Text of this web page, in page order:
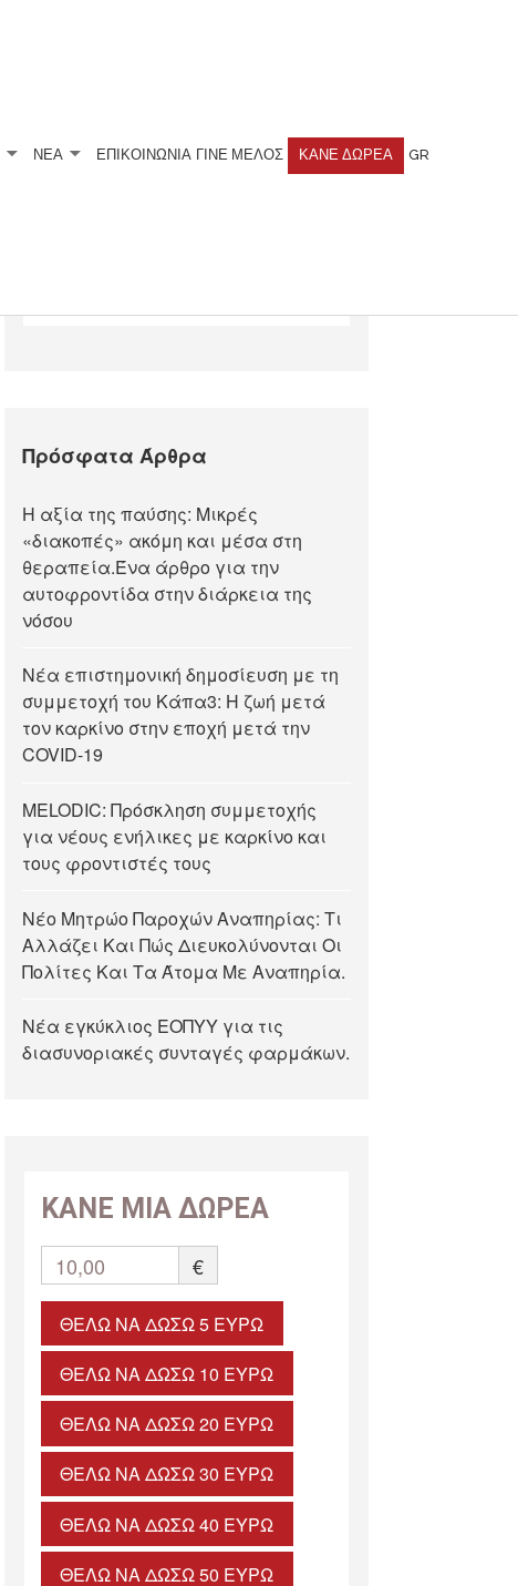
ΝΕΑ ΕΠΙΚΟΙΝΩΝΙΑ ΓΊΝΕ ΜΈΛΟΣ ΚΆΝΕ ΔΩΡΕΆ GR
Πρόσφατα Άρθρα
Η αξία της παύσης: Μικρές
«διακοπές» ακόμη και μέσα στη
θεραπεία.Ένα άρθρο για την
αυτοφροντίδα στην διάρκεια της
νόσου
Νέα επιστημονική δημοσίευση με τη
συμμετοχή του Κάπα3: Η ζωή μετά
τον καρκίνο στην εποχή μετά την
COVID-19
MELODIC: Πρόσκληση συμμετοχής
για νέους ενήλικες με καρκίνο και
τους φροντιστές τους
Νέο Μητρώο Παροχών Αναπηρίας: Τι
Αλλάζει Και Πώς Διευκολύνονται Οι
Πολίτες Και Τα Άτομα Με Αναπηρία.
Νέα εγκύκλιος ΕΟΠΥΥ για τις
διασυνοριακές συνταγές φαρμάκων.
ΚΑΝΕ ΜΙΑ ΔΩΡΕΑ
10,00 €
ΘΈΛΩ ΝΑ ΔΏΣΩ 5 ΕΥΡΏ
ΘΈΛΩ ΝΑ ΔΏΣΩ 10 ΕΥΡΏ
ΘΈΛΩ ΝΑ ΔΏΣΩ 20 ΕΥΡΏ
ΘΈΛΩ ΝΑ ΔΏΣΩ 30 ΕΥΡΏ
ΘΈΛΩ ΝΑ ΔΏΣΩ 40 ΕΥΡΏ
ΘΈΛΩ ΝΑ ΔΏΣΩ 50 ΕΥΡΏ